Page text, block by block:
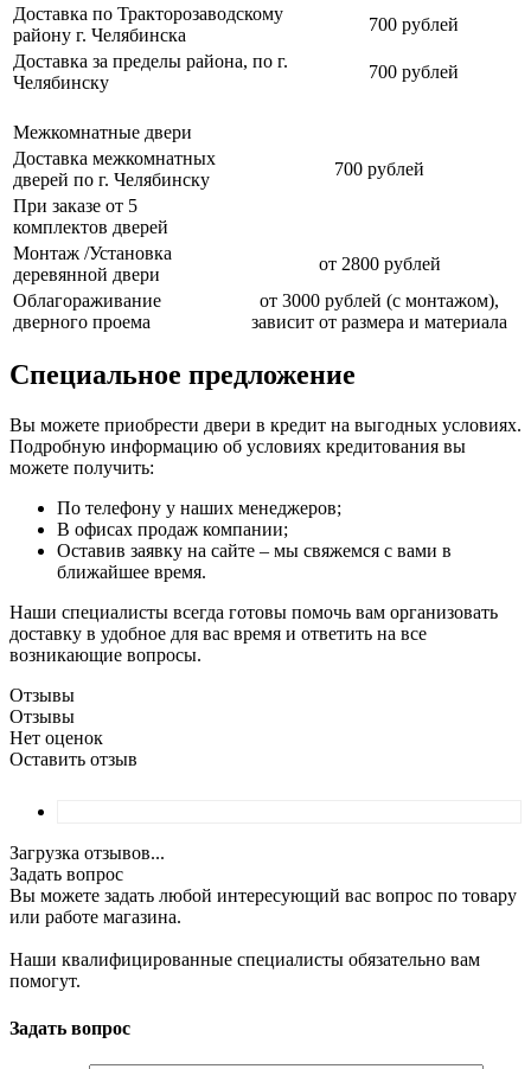
Доставка по Тракторозаводскому
району г. Челябинска
700 рублей
Доставка за пределы района, по г.
Челябинску
700 рублей
Межкомнатные двери
Доставка межкомнатных
дверей по г. Челябинску
700 рублей
При заказе от 5
комплектов дверей
Монтаж /Установка
деревянной двери
от 2800 рублей
Облагораживание
дверного проема
от 3000 рублей (с монтажом),
зависит от размера и материала
Специальное предложение
Вы можете приобрести двери в кредит на выгодных условиях.
Подробную информацию об условиях кредитования вы
можете получить:
По телефону у наших менеджеров;
В офисах продаж компании;
Оставив заявку на сайте – мы свяжемся с вами в
ближайшее время.
Наши специалисты всегда готовы помочь вам организовать
доставку в удобное для вас время и ответить на все
возникающие вопросы.
Отзывы
Отзывы
Нет оценок
Оставить отзыв
Загрузка отзывов...
Задать вопрос
Вы можете задать любой интересующий вас вопрос по товару
или работе магазина.
Наши квалифицированные специалисты обязательно вам
помогут.
Задать вопрос